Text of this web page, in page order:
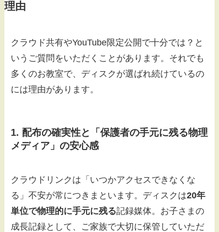
理由
クラウド共有やYouTube限定公開で十分では？と
いうご質問をいただくことがあります。それでも
多くのお教室で、ディスクが選ばれ続けているの
には理由があります。
1. 配布の確実性と「保護者の手元に残る物理
メディア」の安心感
クラウドリンクは「いつかアクセスできなくな
る」不安が常につきまといます。ディスクは20年
単位で物理的に手元に残る記録媒体。お子さまの
成長記録として、ご家族で大切に保管していただ